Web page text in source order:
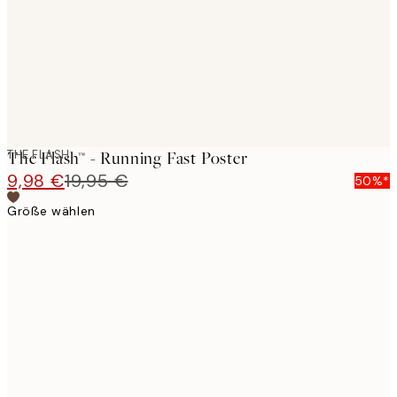
THE FLASH
The Flash™ - Running Fast Poster
9,98 €19,95 €
50%*
Größe wählen